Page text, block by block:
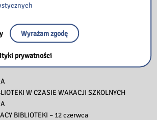
W CZASIE WAKACJI SZKOLNYCH
BIBLIOTEKI – 12 czerwca
Wyrażam zgodę
prywatności